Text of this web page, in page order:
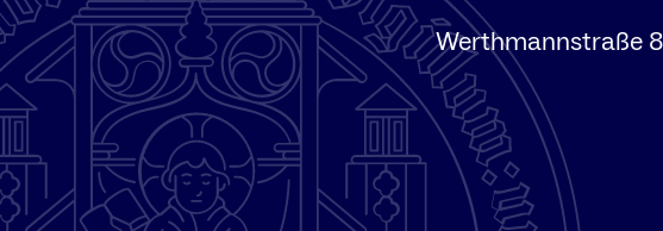
Werthmannstraße